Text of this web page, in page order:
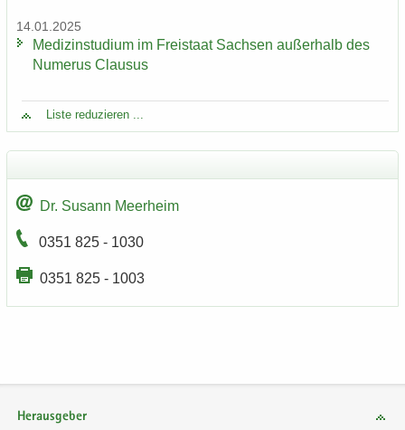
14.01.2025
Me­di­zin­stu­di­um im Frei­staat Sach­sen au­ßer­halb des
Nu­me­rus Clau­sus
Liste re­du­zie­ren ...
Dr. Su­sann Meer­heim
0351 825 - 1030
0351 825 - 1003
Herausgeber